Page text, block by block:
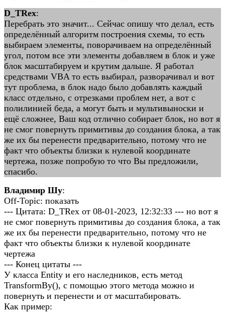
D_TRex:
Перебрать это значит... Сейчас опишу что делал, есть
определённый алгоритм построения схемы, то есть
выбираем элементы, поворачиваем на определённый
угол, потом все эти элементы добавляем в блок и уже
блок масштабируем и крутим дальше. Я работал
средствами VBA то есть выбирал, разворачивал и вот
тут проблема, в блок надо было добавлять каждый
класс отдельно, с отрезками проблем нет, а вот с
полилинией беда, а могут быть и мультивыноски и
ещё сложнее, Ваш код отлично собирает блок, но вот я
не смог повернуть примитивы до создания блока, а так
же их бы перенести предварительно, потому что не
факт что объекты близки к нулевой координате
чертежа, позже попробую то что Вы предложили,
спасибо.
Владимир Шу:
Off-Topic: показать
--- Цитата: D_TRex от 08-01-2023, 12:32:33 --- но вот я
не смог повернуть примитивы до создания блока, а так
же их бы перенести предварительно, потому что не
факт что объекты близки к нулевой координате
чертежа
--- Конец цитаты ---
У класса Entity и его наследников, есть метод
TransformBy(), с помощью этого метода можно и
повернуть и перенести и от масштабировать.
Как пример: